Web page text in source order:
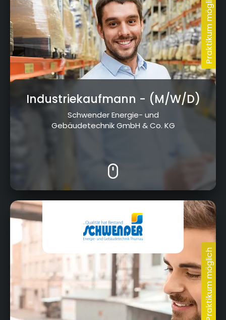
Industriekaufmann - (M/W/D)
Schwender Energie- und
Gebäudetechnik GmbH & Co. KG